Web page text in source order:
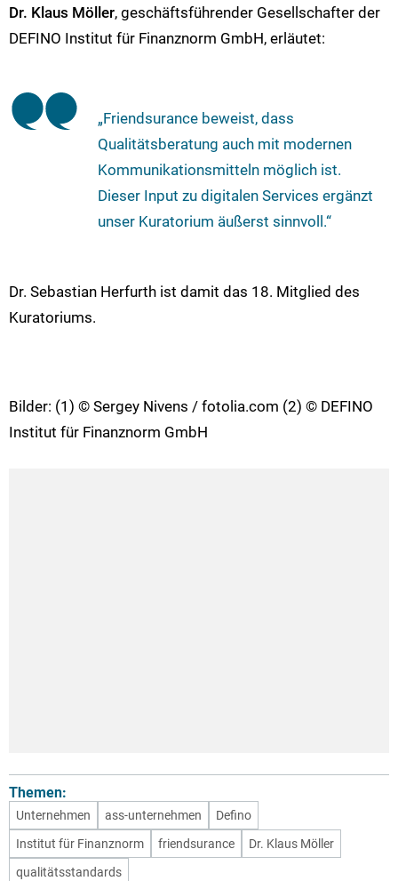
Dr. Klaus Möller, geschäftsführender Gesellschafter der
DEFINO Institut für Finanznorm GmbH, erläutet:
„Friendsurance beweist, dass
Qualitätsberatung auch mit modernen
Kommunikationsmitteln möglich ist.
Dieser Input zu digitalen Services ergänzt
unser Kuratorium äußerst sinnvoll.“
Dr. Sebastian Herfurth ist damit das 18. Mitglied des
Kuratoriums.
Bilder: (1) © Sergey Nivens / fotolia.com (2) © DEFINO
Institut für Finanznorm GmbH
Themen:
Unternehmen ass-unternehmen
Defino
Institut für Finanznorm
friendsurance
Dr. Klaus Möller
qualitätsstandards